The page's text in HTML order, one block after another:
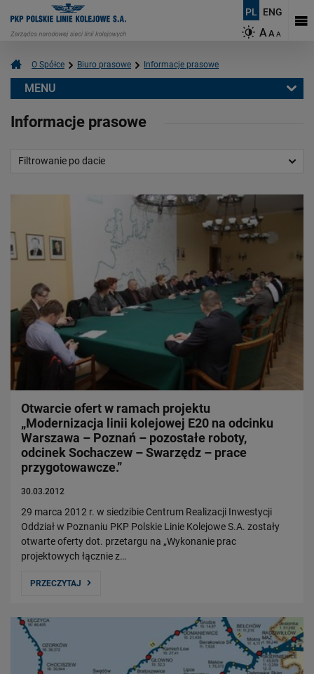
PL ENG
AAA
O Spółce Biuro prasowe Informacje prasowe
Informacje prasowe
Filtrowanie po dacie
Otwarcie ofert w ramach projektu
„Modernizacja linii kolejowej E20 na odcinku
Warszawa – Poznań – pozostałe roboty,
odcinek Sochaczew – Swarzędz – prace
przygotowawcze.”
30.03.2012
29 marca 2012 r. w siedzibie Centrum Realizacji Inwestycji
Oddział w Poznaniu PKP Polskie Linie Kolejowe S.A. zostały
otwarte oferty dot. przetargu na „Wykonanie prac
projektowych łącznie z…
PRZECZYTAJ
MENU
Aktualności
Multimedia
Mapy
O PKP Polskich Liniach Kolejowych S.A.
Czym się zajmujemy?
Władze Spółki
Struktura Spółki
Spółki zależne
Raport roczny
Zrównoważony rozwój
Obserwuj nas